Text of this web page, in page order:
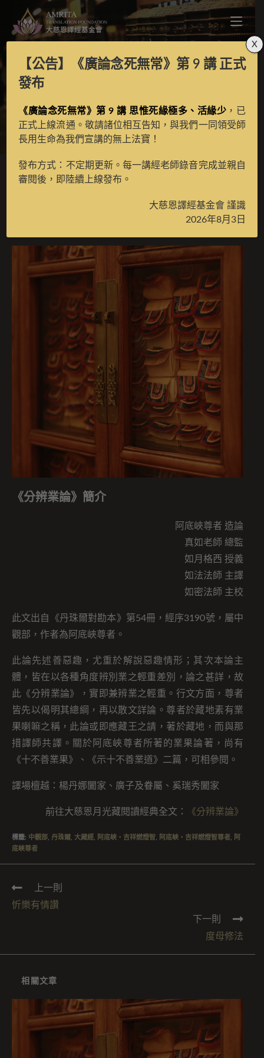
> 月光藏 > 譯場檀越名錄
分辨業論
《分辨業論》簡介
阿底峽尊者 造論
真如老師 總監
如月格西 授義
如法法師 主譯
如密法師 主校
此文出自《丹珠爾對勘本》第54冊，經序3190號，屬中
觀部，作者為阿底峽尊者。
此論先述善惡趣，尤重於解說惡趣情形；其次本論主
體，皆在以各種角度辨別業之輕重差別，論之甚詳，故
此《分辨業論》，實即兼辨業之輕重。行文方面，尊者
皆先以偈明其總綱，再以散文詳論。尊者於藏地素有業
果喇嘛之稱，此論或即應藏王之請，著於藏地，而與那
措譯師共譯。關於阿底峽尊者所著的業果論著，尚有
《十不善業果》、《示十不善業道》二篇，可相參閱。
譯場檀越：楊丹娜闔家、廣子及眷屬、奚瑞秀闔家
前往大慈恩月光藏閱讀經典全文： 《分辨業論》
標籤: 中觀部 丹珠爾 大藏經 阿底峽・吉祥燃燈智 阿底峽・吉祥燃燈智尊者
阿
底峽尊者
上一則
忻樂有情讚
下一則
度母修法
相關文章
【公告】 《廣論念死無常》第 9 講正式
發布
《廣論念死無常》第 9 講 思惟死緣極多、活緣少 ，已
正式上線流通。敬請諸位相互告知，與我們一同領受師
長用生命為我們宣講的無上法寶！
發布方式：不定期更新。每一講經老師錄音完成並親自
審閱後，即陸續上線發布。
大慈恩譯經基金會 謹識
2026年8月3日
X